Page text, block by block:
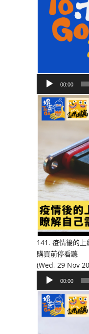
播
放
00:00
141. 疫情後的
購買前停看聽
(Wed, 29 Nov
播
放
00:00